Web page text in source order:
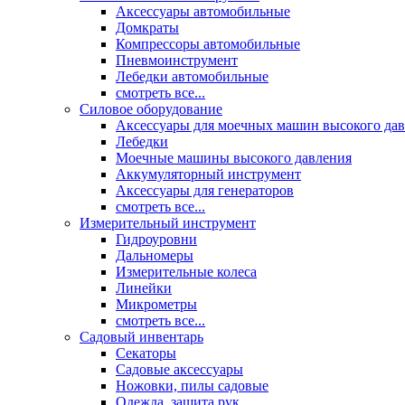
Аксессуары автомобильные
Домкраты
Компрессоры автомобильные
Пневмоинструмент
Лебедки автомобильные
смотреть все...
Силовое оборудование
Аксессуары для моечных машин высокого
Лебедки
Моечные машины высокого давления
Аккумуляторный инструмент
Аксессуары для генераторов
смотреть все...
Измерительный инструмент
Гидроуровни
Дальномеры
Измерительные колеса
Линейки
Микрометры
смотреть все...
Садовый инвентарь
Секаторы
Садовые аксессуары
Ножовки, пилы садовые
Одежда, защита рук